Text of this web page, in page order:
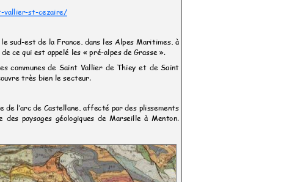
vallier-st-cezaire/
sud-est de la France, dans les Alpes Maritimes, à
ce qui est appelé les « pré-alpes de Grasse».
communes de Saint Vallier de Thiey et de Saint
très bien le secteur.
de l’arc de Castellane, affecté par des plissements
des paysages géologiques de Marseille à Menton.